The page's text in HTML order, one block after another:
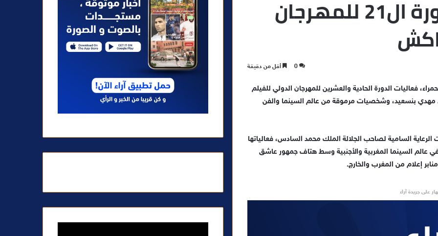
افتتاح فعاليات الدورة ال21 للمهرجان
0 أقل من دقيقة
فعاليات الدورة الحادية والعشرين للمهرجان الدولي للفيلم
مهدي بنسعيد، وشخصيات مرموقة من عالم السينما والفن
السامية لصاحب الجلالة الملك محمد السادس، فعالياتها
في عالم السينما المغربية والأجنبية وسط هتاف جمهور عاشق
إعلام من المغرب والخارج.
على جريدة آراء